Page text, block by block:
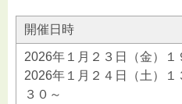
開催日時
2026年１月２３日（金）１
2026年１月２４日（土）
３０～